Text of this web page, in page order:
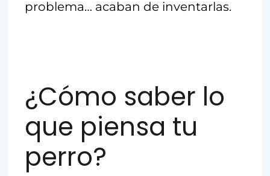
problema… acaban de inventarlas.
¿Cómo saber lo
que piensa tu
perro?